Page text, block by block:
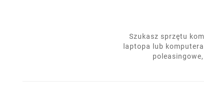
Szukasz sprzętu
laptopa lub